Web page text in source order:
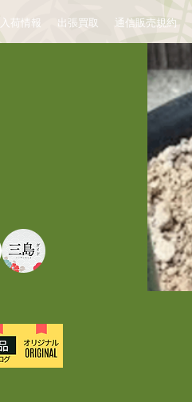
入荷情報 出張買取 通信販売規約